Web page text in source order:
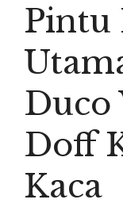
Pintu
Duco
Doff
Kaca